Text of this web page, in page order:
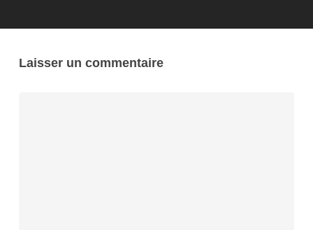
Laisser un commentaire